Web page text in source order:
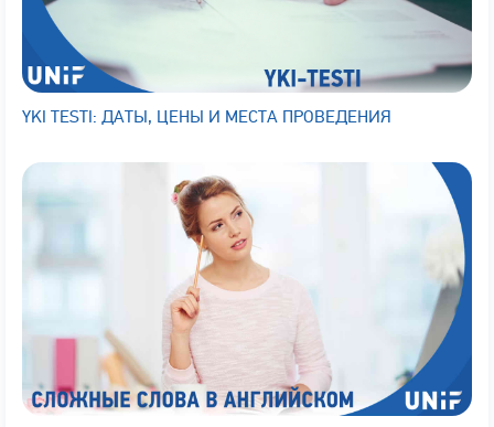
YKI TESTI: ДАТЫ, ЦЕНЫ И МЕСТА ПРОВЕДЕНИЯ